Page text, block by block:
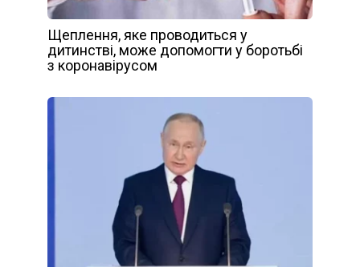
Щеплення, яке проводиться у
дитинстві, може допомогти у боротьбі
з коронавірусом